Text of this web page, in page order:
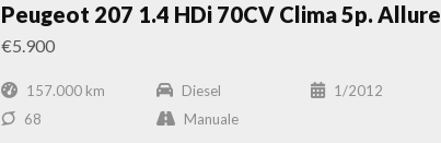
Peugeot 207 1.4 HDi 70CV Clima 5p. Allure
€5.900
157.000 km Diesel
1/2012
68
Manuale